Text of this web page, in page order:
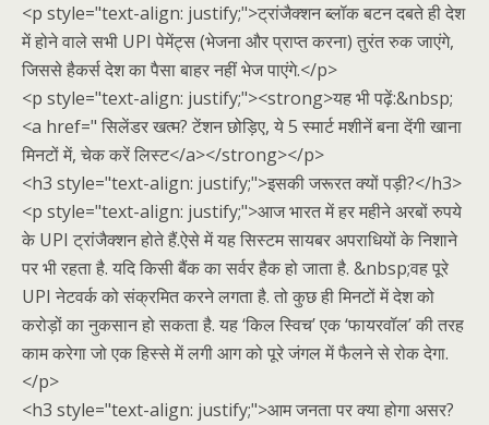
<p style="text-align: justify;">ट्रांजैक्शन ब्लॉक बटन दबते ही देश
में होने वाले सभी UPI पेमेंट्स (भेजना और प्राप्त करना) तुरंत रुक जाएंगे,
जिससे हैकर्स देश का पैसा बाहर नहीं भेज पाएंगे.</p>
<p style="text-align: justify;"><strong>यह भी पढ़ें:&nbsp;
<a href=" सिलेंडर खत्म? टेंशन छोड़िए, ये 5 स्मार्ट मशीनें बना देंगी खाना
मिनटों में, चेक करें लिस्ट</a></strong></p>
<h3 style="text-align: justify;">इसकी जरूरत क्यों पड़ी?</h3>
<p style="text-align: justify;">आज भारत में हर महीने अरबों रुपये
के UPI ट्रांजैक्शन होते हैं.ऐसे में यह सिस्टम सायबर अपराधियों के निशाने
पर भी रहता है. यदि किसी बैंक का सर्वर हैक हो जाता है. &nbsp;वह पूरे
UPI नेटवर्क को संक्रमित करने लगता है. तो कुछ ही मिनटों में देश को
करोड़ों का नुकसान हो सकता है. यह ‘किल स्विच’ एक ‘फायरवॉल’ की तरह
काम करेगा जो एक हिस्से में लगी आग को पूरे जंगल में फैलने से रोक देगा.
</p>
<h3 style="text-align: justify;">आम जनता पर क्या होगा असर?